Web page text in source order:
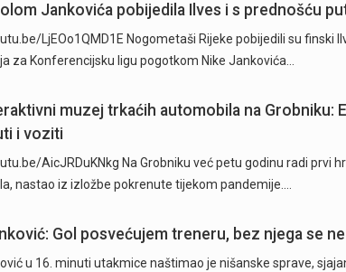
Jankovića pobijedila Ilves i s prednošću
LjEOo1QMD1E Nogometaši Rijeke pobijedili su finski
za Konferencijsku ligu pogotkom Nike Jankovića…
muzej trkaćih automobila na Grobniku:
i voziti
AicJRDuKNkg Na Grobniku već petu godinu radi prvi
nastao iz izložbe pokrenute tijekom pandemije.…
Gol posvećujem treneru, bez njega se
u 16. minuti utakmice naštimao je nišanske sprave,